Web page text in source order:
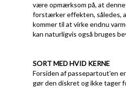
være opmærksom på, at
forstærker effekten, således,
kommer til at virke endnu
kan naturligvis også bruges
SORT MED HVID KERNE
Forsiden af passepartout'en
gør den diskret og ikke tager